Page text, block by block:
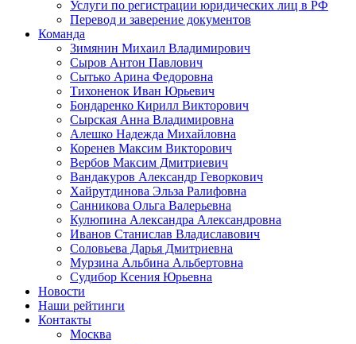
Услуги по регистрации юридических лиц в РФ
Перевод и заверение документов
Команда
Зимянин Михаил Владимирович
Сыров Антон Павлович
Сытько Арина Федоровна
Тихоненок Иван Юрьевич
Бондаренко Кирилл Викторович
Сырская Анна Владимировна
Алешко Надежда Михайловна
Коренев Максим Викторович
Вербов Максим Дмитриевич
Вандакуров Александр Геворкович
Хайрутдинова Эльза Ралифовна
Санникова Ольга Валерьевна
Кулюпина Александра Александровна
Иванов Станислав Владиславович
Соловьева Дарья Дмитриевна
Мурзина Альбина Альбертовна
Судибор Ксения Юрьевна
Новости
Наши рейтинги
Контакты
Москва